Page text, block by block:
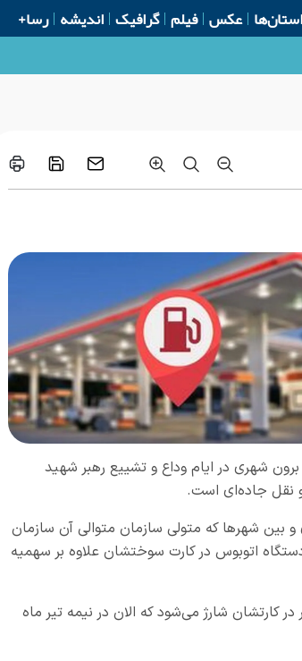
استان‌ها عکس فیلم گرافیک اندیشه رسا+
شهری در ایام وداع و تشییع رهبر شهید
نقل جاده‌ای است.
اتوبوس برون شهری و بین شهرها که متولی سازمان متوالی آن سازمان
تنخواه برای هر دستگاه اتوبوس در کارت سوختشان علاوه بر سهمیه
عملکردی است که اتوبوس‌ها دارند و هر ۱۵ روز یکبار در کارتشان شارژ می‌شود که الان در نیمه تیر ماه